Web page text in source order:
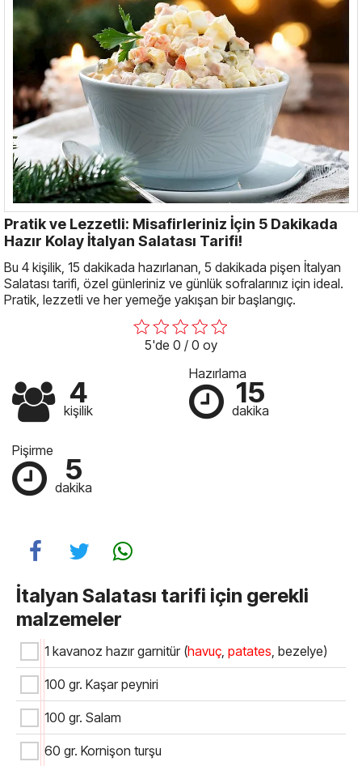
Pratik ve Lezzetli: Misafirleriniz İçin 5 Dakikada
Hazır Kolay İtalyan Salatası Tarifi!
Bu 4 kişilik, 15 dakikada hazırlanan, 5 dakikada pişen İtalyan
Salatası tarifi, özel günleriniz ve günlük sofralarınız için ideal.
Pratik, lezzetli ve her yemeğe yakışan bir başlangıç.
5'de 0 / 0 oy
4
kişilik
Hazırlama
15
dakika
Pişirme
5
dakika
İtalyan Salatası tarifi için gerekli
malzemeler
1 kavanoz hazır garnitür (havuç, patates, bezelye)
100 gr. Kaşar peyniri
100 gr. Salam
60 gr. Kornişon turşu